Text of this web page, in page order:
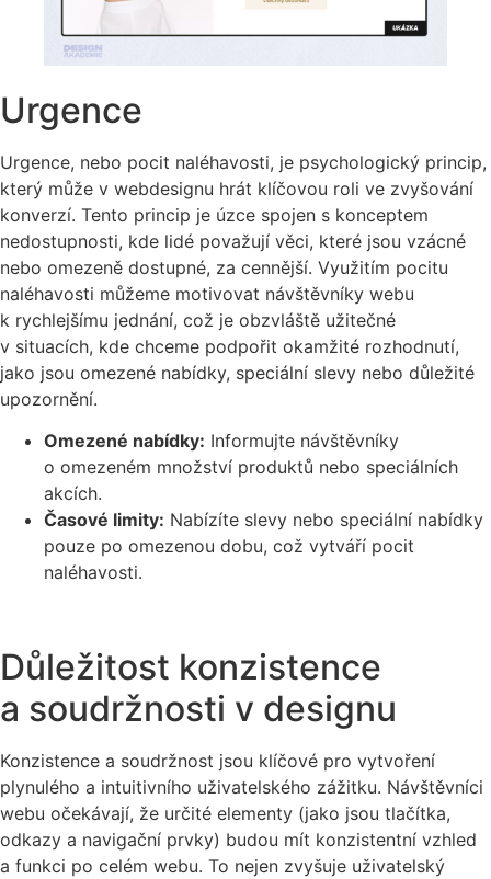
Urgence
Urgence, nebo pocit naléhavosti, je psychologický princip,
který může v webdesignu hrát klíčovou roli ve zvyšování
konverzí. Tento princip je úzce spojen s konceptem
nedostupnosti, kde lidé považují věci, které jsou vzácné
nebo omezeně dostupné, za cennější. Využitím pocitu
naléhavosti můžeme motivovat návštěvníky webu
k rychlejšímu jednání, což je obzvláště užitečné
v situacích, kde chceme podpořit okamžité rozhodnutí,
jako jsou omezené nabídky, speciální slevy nebo důležité
upozornění.
Omezené nabídky: Informujte návštěvníky
o omezeném množství produktů nebo speciálních
akcích.
Časové limity: Nabízíte slevy nebo speciální nabídky
pouze po omezenou dobu, což vytváří pocit
naléhavosti.
Důležitost konzistence
a soudržnosti v designu
Konzistence a soudržnost jsou klíčové pro vytvoření
plynulého a intuitivního uživatelského zážitku. Návštěvníci
webu očekávají, že určité elementy (jako jsou tlačítka,
odkazy a navigační prvky) budou mít konzistentní vzhled
a funkci po celém webu. To nejen zvyšuje uživatelský